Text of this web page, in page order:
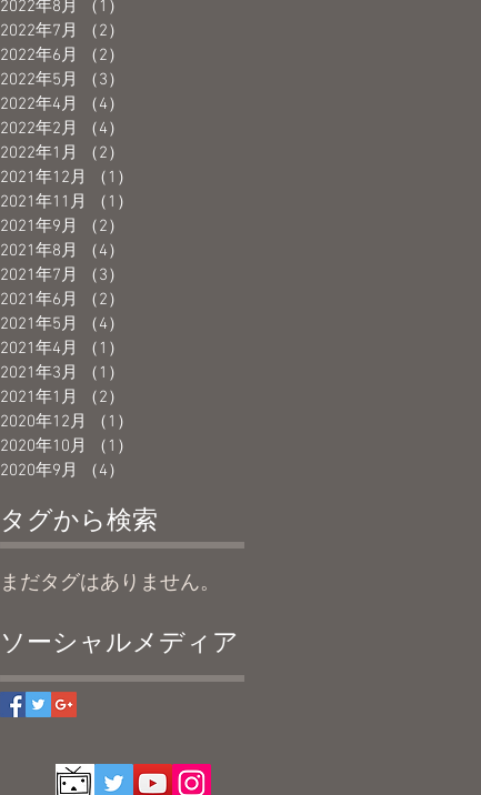
2022年8月
（1）
2022年7月
（2）
2022年6月
（2）
2022年5月
（3）
2022年4月
（4）
2022年2月
（4）
2022年1月
（2）
2021年12月
（1）
2021年11月
（1）
2021年9月
（2）
2021年8月
（4）
2021年7月
（3）
2021年6月
（2）
2021年5月
（4）
2021年4月
（1）
2021年3月
（1）
2021年1月
（2）
2020年12月
（1）
2020年10月
（1）
2020年9月
（4）
タグから検索
まだタグはありません。
ソーシャルメディア